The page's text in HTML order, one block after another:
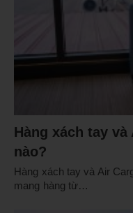
Hàng xách tay
nào?
Hàng xách tay và Air
mang hàng từ…